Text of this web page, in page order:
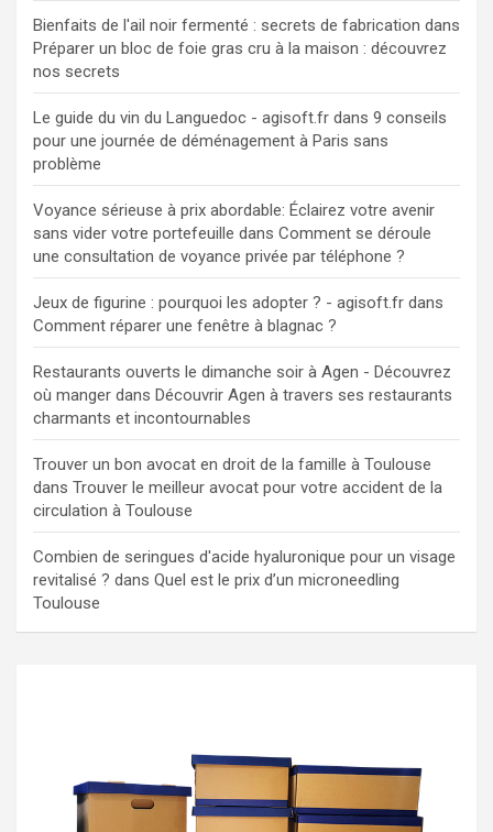
Bienfaits de l'ail noir fermenté : secrets de fabrication dans
Préparer un bloc de foie gras cru à la maison : découvrez
nos secrets
Le guide du vin du Languedoc - agisoft.fr dans 9 conseils
pour une journée de déménagement à Paris sans
problème
Voyance sérieuse à prix abordable: Éclairez votre avenir
sans vider votre portefeuille dans Comment se déroule
une consultation de voyance privée par téléphone ?
Jeux de figurine : pourquoi les adopter ? - agisoft.fr dans
Comment réparer une fenêtre à blagnac ?
Restaurants ouverts le dimanche soir à Agen - Découvrez
où manger dans Découvrir Agen à travers ses restaurants
charmants et incontournables
Trouver un bon avocat en droit de la famille à Toulouse
dans Trouver le meilleur avocat pour votre accident de la
circulation à Toulouse
Combien de seringues d'acide hyaluronique pour un visage
revitalisé ? dans Quel est le prix d’un microneedling
Toulouse